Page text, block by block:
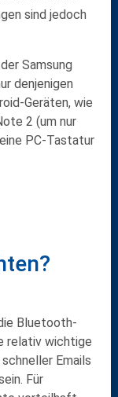
sind jedoch
Samsung
denjenigen
Geräten, wie
2 (um nur
PC-Tastatur
Bluetooth-
relativ wichtige
schneller Emails
Für